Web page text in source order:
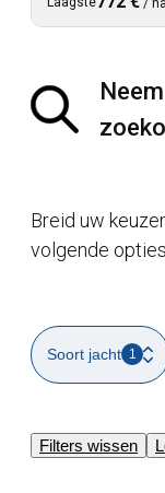
Breid uw
volgende
Soort jacht 1
Filters wissen